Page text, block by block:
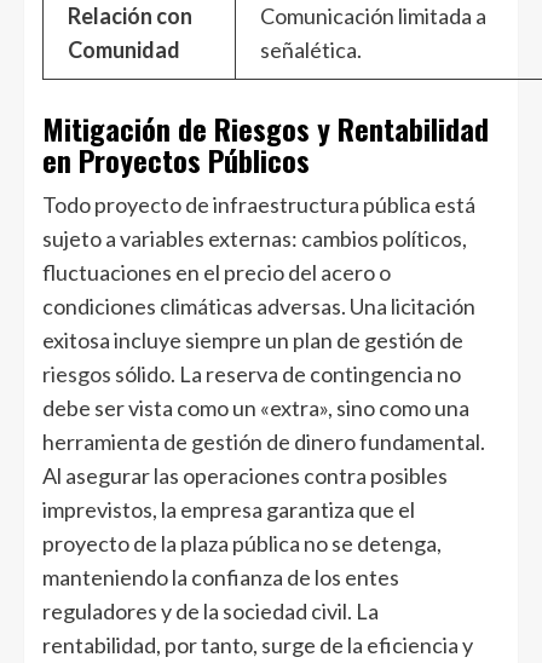
Relación con
Comunidad
Comunicación limitada a
señalética.
Mitigación de Riesgos y Rentabilidad
en Proyectos Públicos
Todo proyecto de infraestructura pública está
sujeto a variables externas: cambios políticos,
fluctuaciones en el precio del acero o
condiciones climáticas adversas. Una licitación
exitosa incluye siempre un plan de gestión de
riesgos sólido. La reserva de contingencia no
debe ser vista como un «extra», sino como una
herramienta de gestión de dinero fundamental.
Al asegurar las operaciones contra posibles
imprevistos, la empresa garantiza que el
proyecto de la plaza pública no se detenga,
manteniendo la confianza de los entes
reguladores y de la sociedad civil. La
rentabilidad, por tanto, surge de la eficiencia y